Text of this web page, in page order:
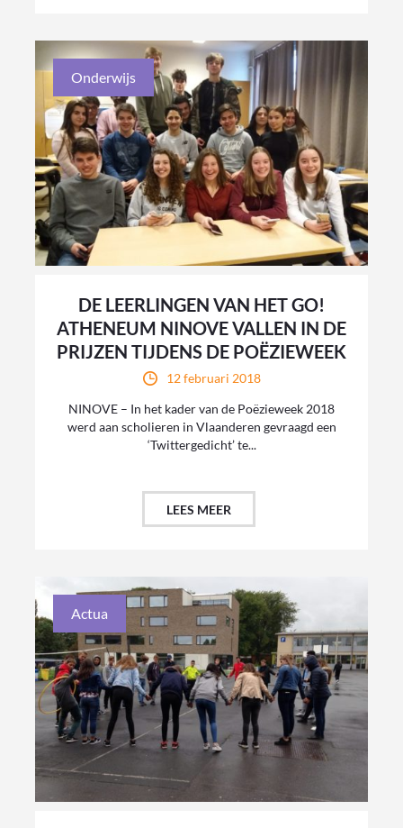
Onderwijs
DE LEERLINGEN VAN HET GO!
ATHENEUM NINOVE VALLEN IN DE
PRIJZEN TIJDENS DE POËZIEWEEK
12 februari 2018
NINOVE – In het kader van de Poëzieweek 2018
werd aan scholieren in Vlaanderen gevraagd een
‘Twittergedicht’ te...
LEES MEER
Actua